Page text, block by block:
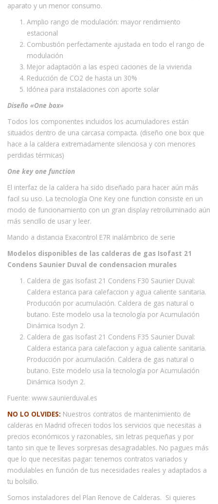
aparato y un menor consumo.
Amplio rango de modulación: mayor rendimiento
estacional
Combustión perfectamente ajustada en todo el rango de
modulación
Mejor adaptación a las especi caciones de la vivienda
Reducción de CO2 de hasta un 30%
Idónea para instalaciones con aporte solar
Diseño «One box»
Todos los componentes incluidos los acumuladores están
situados dentro de una carcasa compacta. (diseño one box que
hace a la caldera extremadamente silenciosa y con menores
perdidas térmicas)
One key one function
El interfaz de la caldera ha sido diseñado para hacer aún más
facil su uso. La tecnología One Key one function consiste en un
modo de funcionamiento con un gran display retroiluminado aún
más sencillo de usar y leer.
Mando a distancia Exacontrol E7R inalámbrico de serie
Modelos disponibles de las calderas de gas Isofast 21
Condens Saunier Duval de condensacion murales
Caldera de gas Isofast 21 Condens F30 Saunier Duval:
Caldera estanca para calefaccion y agua caliente sanitaria.
Producción por acumulación. Caldera de gas natural o
butano. Este modelo usa la tecnología por Acumulación
Dinámica Isodyn 2.
Caldera de gas Isofast 21 Condens F35 Saunier Duval:
Caldera estanca para calefaccion y agua caliente sanitaria.
Producción por acumulación. Caldera de gas natural o
butano. Este modelo usa la tecnología por Acumulación
Dinámica Isodyn 2.
Fuente: www.saunierduval.es
NO LO OLVIDES: Nuestros contratos de mantenimiento de
calderas en Madrid ofrecen todos los servicios que necesitas a
precios económicos y razonables, sin letras pequeñas y por
tanto sin que te lleves sorpresas desagradables. No pagues más
que lo que necesitas pagar: tenemos contratos variados y
modulables en función de tus necesidades reales y adaptados a
tu bolsillo.
Somos instaladores del Plan Renove de Calderas. Si quieres